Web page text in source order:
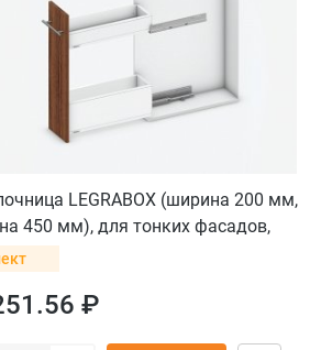
LEGRABOX (ширина 200 мм,
450 мм), для тонких фасадов,
шелк
₽